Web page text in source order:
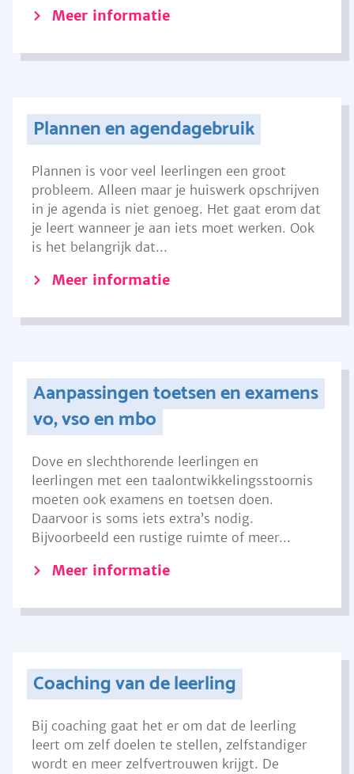
Meer informatie
Plannen en agendagebruik
Plannen is voor veel leerlingen een groot
probleem. Alleen maar je huiswerk opschrijven
in je agenda is niet genoeg. Het gaat erom dat
je leert wanneer je aan iets moet werken. Ook
is het belangrijk dat...
Meer informatie
Aanpassingen toetsen en examens
vo, vso en mbo
Dove en slechthorende leerlingen en
leerlingen met een taalontwikkelingsstoornis
moeten ook examens en toetsen doen.
Daarvoor is soms iets extra’s nodig.
Bijvoorbeeld een rustige ruimte of meer...
Meer informatie
Coaching van de leerling
Bij coaching gaat het er om dat de leerling
leert om zelf doelen te stellen, zelfstandiger
wordt en meer zelfvertrouwen krijgt. De